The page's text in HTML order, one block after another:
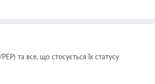
та все, що стосується їх статусу